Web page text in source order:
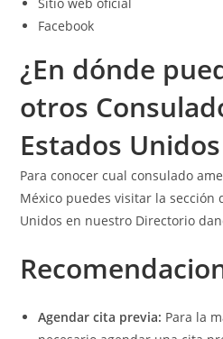
Facebook
¿En dónde
otros
Estados
Para conocer cual consulado
México puedes visitar la sección
Unidos en nuestro Directorio
Agendar cita previa: Para la